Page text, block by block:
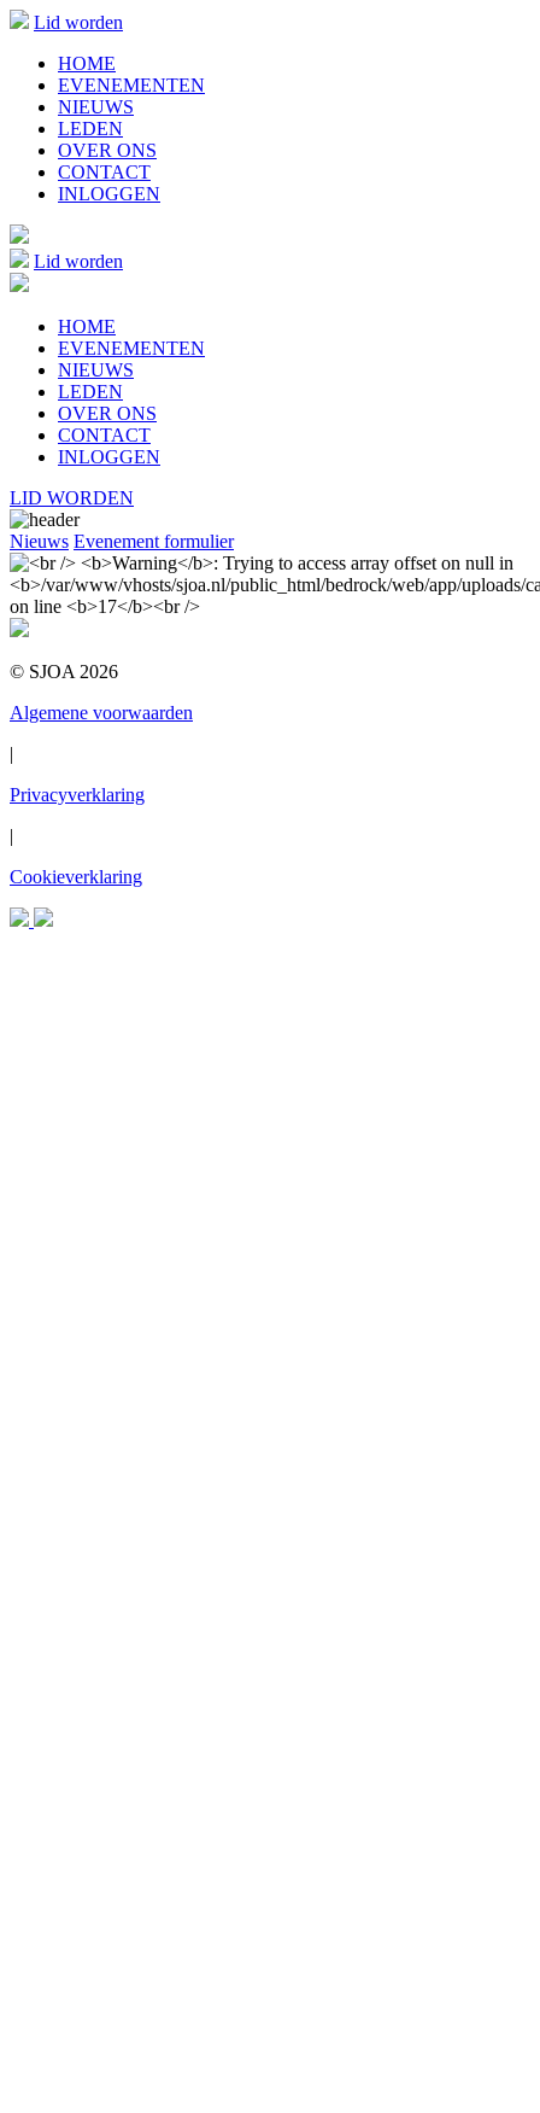
Lid worden
HOME
EVENEMENTEN
NIEUWS
LEDEN
OVER ONS
CONTACT
INLOGGEN
Lid worden
HOME
EVENEMENTEN
NIEUWS
LEDEN
OVER ONS
CONTACT
INLOGGEN
LID WORDEN
Nieuws Evenement formulier
© SJOA 2026
Algemene voorwaarden
|
Privacyverklaring
|
Cookieverklaring